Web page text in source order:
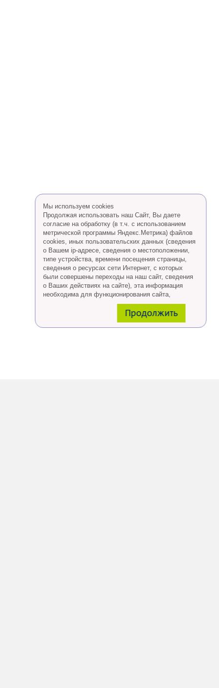
Мы используем cookies
Продолжая использовать наш Сайт, Вы даете
согласие на обработку (в т.ч. с использованием
метрической программы Яндекс.Метрика) файлов
cookies, иных пользовательских данных (сведения
о Вашем ip-адресе, сведения о местоположении,
типе устройства, времени посещения страницы,
сведения о ресурсах сети Интернет, с которых
были совершены переходы на наш сайт, сведения
о Ваших действиях на сайте), эта информация
необходима для функционирования сайта,
проведения ретаргетинга, а также статистических
Eсли Вы согласны, продолжайте пользоваться
сайтом, если Вы не хотите, чтобы Ваши данные
Продолжить